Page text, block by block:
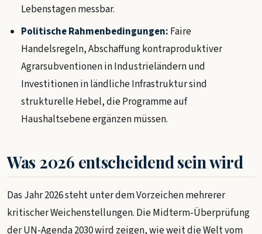
Lebenstagen messbar.
Politische Rahmenbedingungen: Faire
Handelsregeln, Abschaffung kontraproduktiver
Agrarsubventionen in Industrieländern und
Investitionen in ländliche Infrastruktur sind
strukturelle Hebel, die Programme auf
Haushaltsebene ergänzen müssen.
Was 2026 entscheidend sein wird
Das Jahr 2026 steht unter dem Vorzeichen mehrerer
kritischer Weichenstellungen. Die Midterm-Überprüfung
der UN-Agenda 2030 wird zeigen, wie weit die Welt vom